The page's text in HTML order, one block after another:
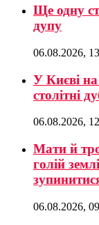
Ще одну
дупу
06.08.2026,
У Києві
столітні
06.08.2026,
Мати й
голій
06.08.2026,